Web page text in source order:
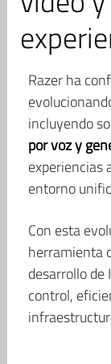
Razer ha
incluyendo
por voz y
experiencias
entorno
Con esta
herramienta
desarrollo de
control,